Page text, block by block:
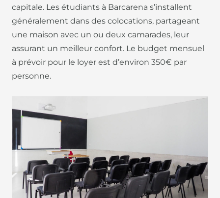
capitale. Les étudiants à Barcarena s’installent
généralement dans des colocations, partageant
une maison avec un ou deux camarades, leur
assurant un meilleur confort. Le budget mensuel
à prévoir pour le loyer est d’environ 350€ par
personne.